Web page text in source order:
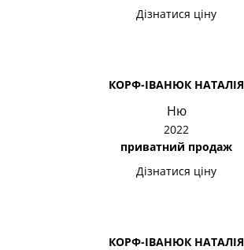
Дізнатися ціну
КОРФ-ІВАНЮК НАТАЛІЯ
Ню
2022
приватний продаж
Дізнатися ціну
КОРФ-ІВАНЮК НАТАЛІЯ